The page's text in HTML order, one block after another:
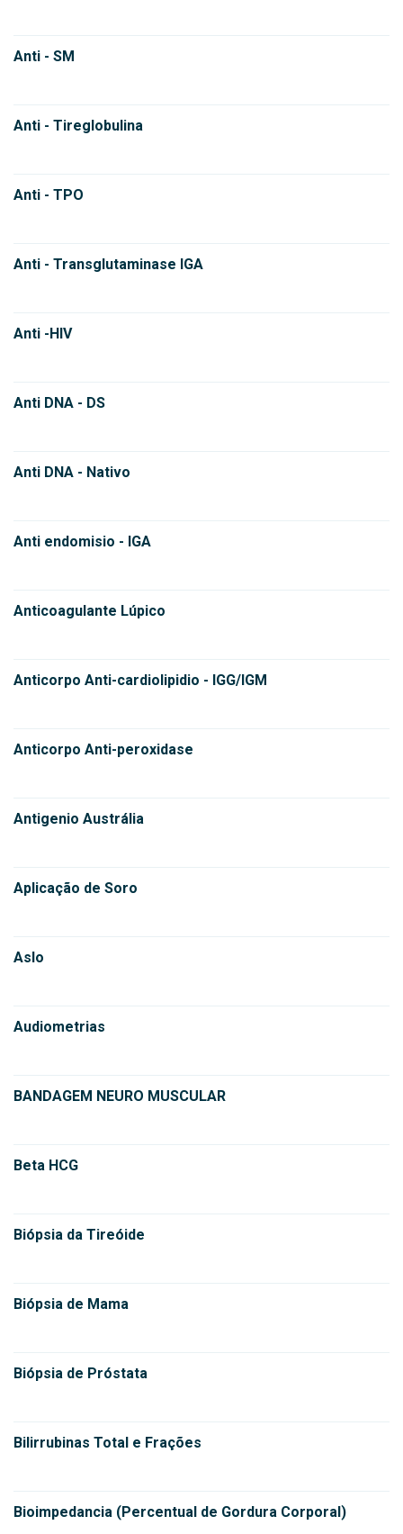
Anti - SM
Anti - Tireglobulina
Anti - TPO
Anti - Transglutaminase IGA
Anti -HIV
Anti DNA - DS
Anti DNA - Nativo
Anti endomisio - IGA
Anticoagulante Lúpico
Anticorpo Anti-cardiolipidio - IGG/IGM
Anticorpo Anti-peroxidase
Antigenio Austrália
Aplicação de Soro
Aslo
Audiometrias
BANDAGEM NEURO MUSCULAR
Beta HCG
Biópsia da Tireóide
Biópsia de Mama
Biópsia de Próstata
Bilirrubinas Total e Frações
Bioimpedancia (Percentual de Gordura Corporal)